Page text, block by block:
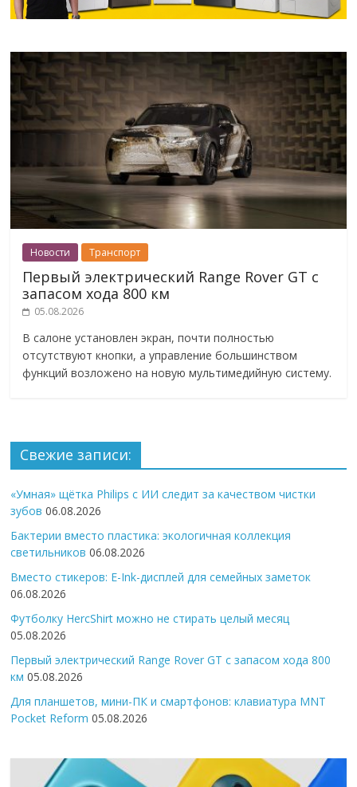
Новости Транспорт
Первый электрический Range Rover GT с
запасом хода 800 км
05.08.2026
В салоне установлен экран, почти полностью
отсутствуют кнопки, а управление большинством
функций возложено на новую мультимедийную систему.
Свежие записи:
«Умная» щётка Philips с ИИ следит за качеством чистки
зубов 06.08.2026
Бактерии вместо пластика: экологичная коллекция
светильников 06.08.2026
Вместо стикеров: E-Ink-дисплей для семейных заметок
06.08.2026
Футболку HercShirt можно не стирать целый месяц
05.08.2026
Первый электрический Range Rover GT с запасом хода 800
км 05.08.2026
Для планшетов, мини-ПК и смартфонов: клавиатура MNT
Pocket Reform 05.08.2026